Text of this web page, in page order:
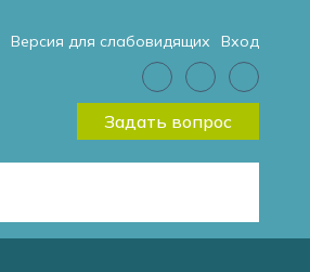
Версия для слабовидящих Вход
Задать вопрос